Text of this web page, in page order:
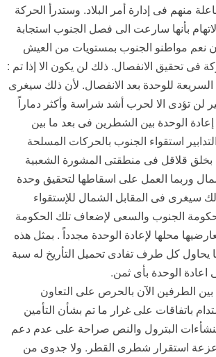
منهم فى إدارة أمر البلاد. وستدرأ الحركة
بأنها سارعت الى فصل الجنوب استجابة
نعم مواطنو الجنوب بمستويات من العيش
فى تحقيق الانفصال. ذلك لن يكون الا إذا تم :
للوحدة بعد الانفصال. لأن ذلك سيغرى
لن تؤدى الا لحرب أشد شراسة وأكثر دماراً
الوحدة بين الشطرين فى بعد ما بين
استقواء الجنوب بالحركات المسلحة
بخلق قلاقل فى منطقتى المشورة الشعبية
وربما العمل على اسقاطها لتحقيق وحدة
سيغرى فى المقابل الشمال للإستقواء
الجنوب والسعى لإضعاف تلك الحكومة
محلها لإعادة الوحدة مجدداً . بمثل هذه
يحاول كل طرف تفادى تحميل التأريخ له سبة
اعادة الوحدة بأى ثمن.
الطرفين الآن بالحرص على التعاون
باتفاقات على غرار ما تم بشأن التأمين
البترول والنص صراحة على عدم دعم
استقرار شطرى القطر. ولا جدوى من